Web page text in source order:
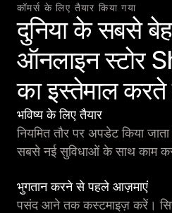
कॉमर्स के लिए तैयार किया गया
दुनिया के सबसे
ऑनलाइन स्टोर
का इस्तेमाल करते
भविष्य के लिए तैयार
नियमित तौर पर अपडेट किया
सबसे नई सुविधाओं के साथ काम
भुगतान करने से पहले आज़माएं
पसंद आने तक कस्टमाइज़ करें।